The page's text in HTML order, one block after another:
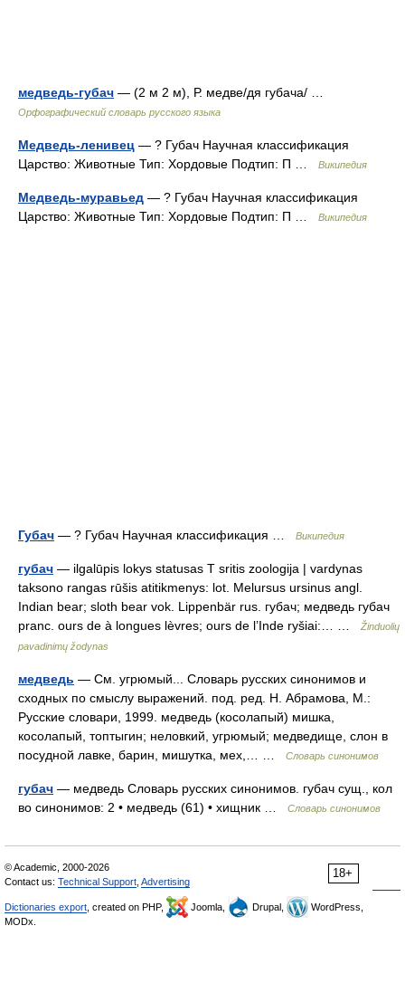
медведь-губач — (2 м 2 м), Р. медве/дя губача/ …
Орфографический словарь русского языка
Медведь-ленивец — ? Губач Научная классификация
Царство: Животные Тип: Хордовые Подтип: П …
Википедия
Медведь-муравьед — ? Губач Научная классификация
Царство: Животные Тип: Хордовые Подтип: П …
Википедия
Губач — ? Губач Научная классификация … Википедия
губач — ilgalūpis lokys statusas T sritis zoologija | vardynas
taksono rangas rūšis atitikmenys: lot. Melursus ursinus angl.
Indian bear; sloth bear vok. Lippenbär rus. губач; медведь губач
pranc. ours de à longues lèvres; ours de l’Inde ryšiai:… …
Žinduolių
pavadinimų žodynas
медведь — См. угрюмый... Словарь русских синонимов и
сходных по смыслу выражений. под. ред. Н. Абрамова, М.:
Русские словари, 1999. медведь (косолапый) мишка,
косолапый, топтыгин; неловкий, угрюмый; медведище, слон в
посудной лавке, барин, мишутка, мех,… …
Словарь синонимов
губач — медведь Словарь русских синонимов. губач сущ., кол
во синонимов: 2 • медведь (61) • хищник …
Словарь синонимов
18+
© Academic, 2000-2026
Contact us: Technical Support Advertising
Dictionaries export , created on PHP, Joomla, Drupal,
WordPress,
MODx.